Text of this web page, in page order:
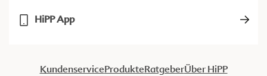
HiPP App
KundenserviceProdukteRatgeberÜber HiPP